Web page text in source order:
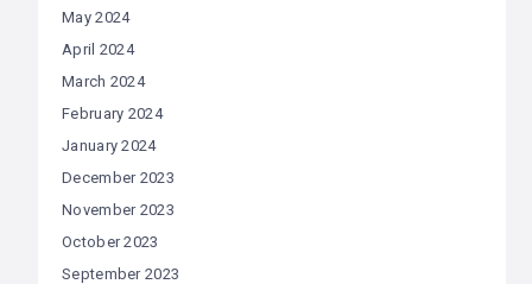
May 2024
April 2024
March 2024
February 2024
January 2024
December 2023
November 2023
October 2023
September 2023